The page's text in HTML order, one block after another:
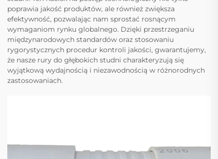
poprawia jakość produktów, ale również zwiększa
efektywność, pozwalając nam sprostać rosnącym
wymaganiom rynku globalnego. Dzięki przestrzeganiu
międzynarodowych standardów oraz stosowaniu
rygorystycznych procedur kontroli jakości, gwarantujemy,
że nasze rury do głębokich studni charakteryzują się
wyjątkową wydajnością i niezawodnością w różnorodnych
zastosowaniach.